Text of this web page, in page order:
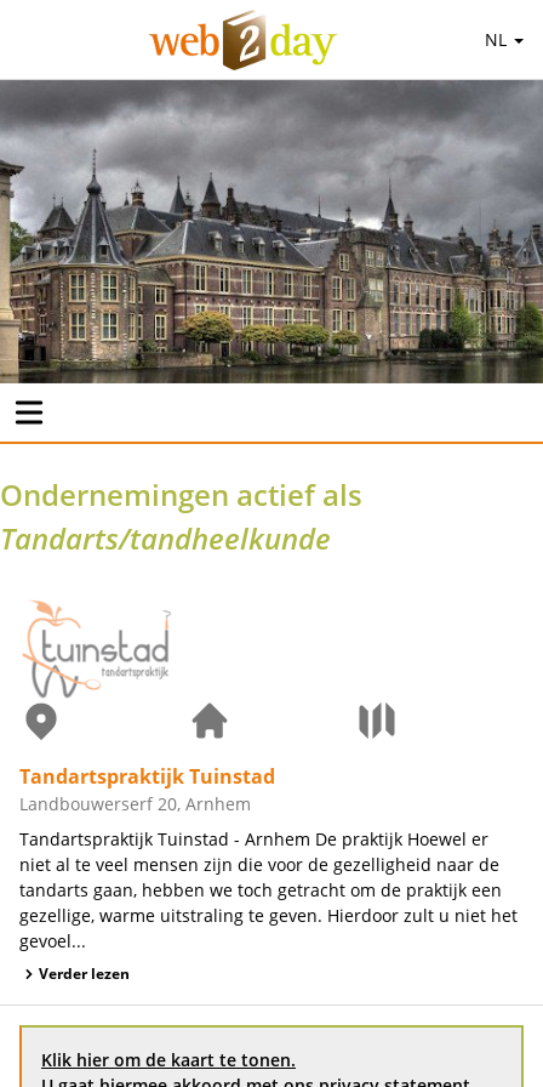
NL
Ondernemingen actief als
Tandarts/tandheelkunde
Tandartspraktijk Tuinstad
Landbouwerserf 20, Arnhem
Tandartspraktijk Tuinstad - Arnhem De praktijk Hoewel er
niet al te veel mensen zijn die voor de gezelligheid naar de
tandarts gaan, hebben we toch getracht om de praktijk een
gezellige, warme uitstraling te geven. Hierdoor zult u niet het
gevoel...
Verder lezen
Klik hier om de kaart te tonen.